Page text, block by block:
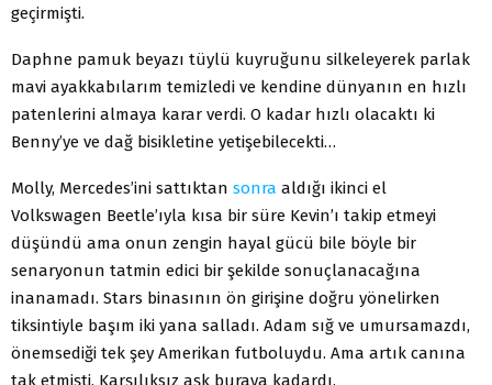
geçirmişti.
Daphne pamuk beyazı tüylü kuyruğunu silkeleyerek parlak
mavi ayakkabılarım temizledi ve kendine dünyanın en hızlı
patenlerini almaya karar verdi. O kadar hızlı olacaktı ki
Benny’ye ve dağ bisikletine yetişebilecekti…
Molly, Mercedes’ini sattıktan sonra aldığı ikinci el
Volkswagen Beetle’ıyla kısa bir süre Kevin’ı takip etmeyi
düşündü ama onun zengin hayal gücü bile böyle bir
senaryonun tatmin edici bir şekilde sonuç­lanacağına
inanamadı. Stars binasının ön girişine doğru yönelirken
tiksintiyle başım iki yana salladı. Adam sığ ve umursamazdı,
önem­sediği tek şey Amerikan futboluydu. Ama artık canına
tak etmişti. Karşılıksız aşk buraya kadardı.